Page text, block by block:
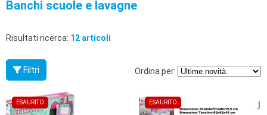
GIOCHI
PELUCHE-
GADGET
PRIMA
Banchi scuole e lavagne
Risultati ricerca: 12 articoli
Filtri Ordina per:
ESAURITO ESAURITO